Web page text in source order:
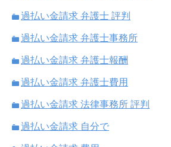
過払い金請求 弁護士 評判
過払い金請求 弁護士事務所
過払い金請求 弁護士報酬
過払い金請求 弁護士費用
過払い金請求 法律事務所 評判
過払い金請求 自分で